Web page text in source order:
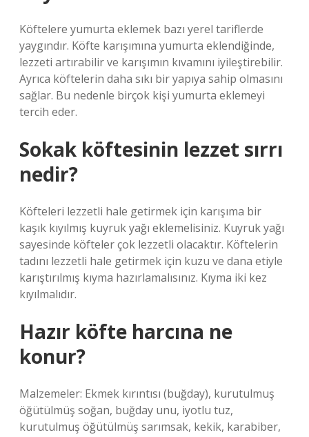
Köftelere yumurta eklemek bazı yerel tariflerde
yaygındır. Köfte karışımına yumurta eklendiğinde,
lezzeti artırabilir ve karışımın kıvamını iyileştirebilir.
Ayrıca köftelerin daha sıkı bir yapıya sahip olmasını
sağlar. Bu nedenle birçok kişi yumurta eklemeyi
tercih eder.
Sokak köftesinin lezzet sırrı
nedir?
Köfteleri lezzetli hale getirmek için karışıma bir
kaşık kıyılmış kuyruk yağı eklemelisiniz. Kuyruk yağı
sayesinde köfteler çok lezzetli olacaktır. Köftelerin
tadını lezzetli hale getirmek için kuzu ve dana etiyle
karıştırılmış kıyma hazırlamalısınız. Kıyma iki kez
kıyılmalıdır.
Hazır köfte harcına ne
konur?
Malzemeler: Ekmek kırıntısı (buğday), kurutulmuş
öğütülmüş soğan, buğday unu, iyotlu tuz,
kurutulmuş öğütülmüş sarımsak, kekik, karabiber,